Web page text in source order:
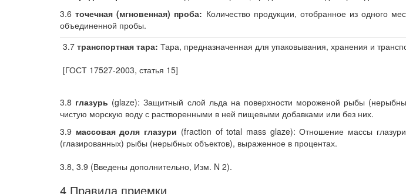
3.6точечная (мгновенная) проба: Количество продукции, отобранное из одного
объединенной пробы.
3.7 транспортная тара: Тара, предназначенная для упаковывания, хранения и
[ГОСТ 17527-2003, статья 15]
3.8 глазурь (glaze): Защитный слой льда на поверхности мороженой рыбы
чистую морскую воду с растворенными в ней пищевыми добавками или без них.
3.9 массовая доля глазури (fraction of total mass glaze): Отношение массы
(глазированных) рыбы (нерыбных объектов), выраженное в процентах.
3.8, 3.9 (Введены дополнительно, Изм. N 2).
4 Правила приемки